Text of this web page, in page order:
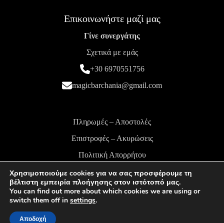
Επικοινωνήστε μαζί μας
Γίνε συνεργάτης
Σχετικά με εμάς
+30 6970551756
magicbarchania@gmail.com
Πληρωμές – Αποστολές
Επιστροφές – Ακυρώσεις
Πολιτική Απορρήτου
Όροι και Προϋποθέσεις
Χρησιμοποιούμε cookies για να σας προσφέρουμε τη
βέλτιστη εμπειρία πλοήγησης στον ιστότοπό μας.
You can find out more about which cookies we are using or
switch them off in settings.
Αποδοχή